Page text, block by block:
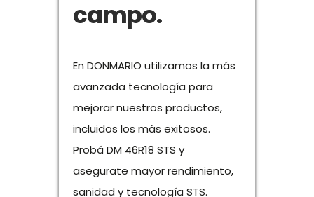
campo.
En DONMARIO utilizamos la más
avanzada tecnología para
mejorar nuestros productos,
incluidos los más exitosos.
Probá DM 46R18 STS y
asegurate mayor rendimiento,
sanidad y tecnología STS.